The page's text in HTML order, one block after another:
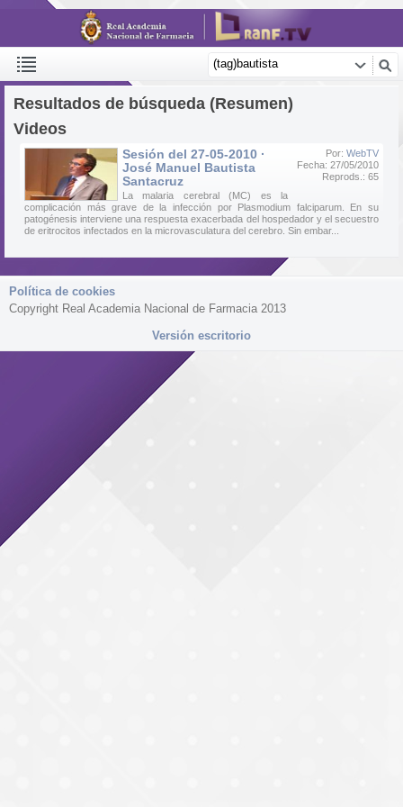
Resultados de búsqueda (Resumen)
Videos
Por: WebTV
Fecha: 27/05/2010
Reprods.: 65
Sesión del 27-05-2010 ·
José Manuel Bautista
Santacruz
La malaria cerebral (MC) es la
complicación más grave de la infección por Plasmodium falciparum. En su
patogénesis interviene una respuesta exacerbada del hospedador y el secuestro
de eritrocitos infectados en la microvasculatura del cerebro. Sin embar...
Política de cookies
Copyright Real Academia Nacional de Farmacia 2013
Versión escritorio